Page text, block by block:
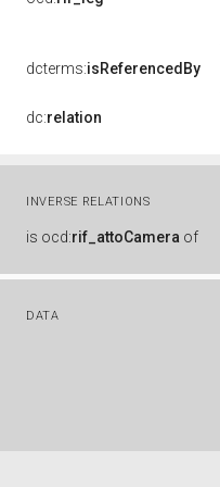
dcterms:isReferencedBy
dc:relation
INVERSE RELATIONS
is ocd:rif_attoCamera of
DATA